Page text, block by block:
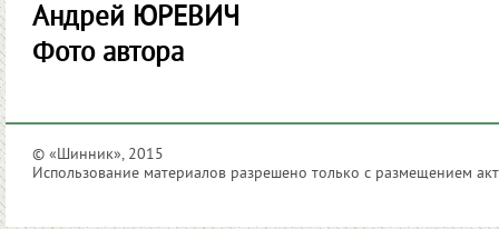
Андрей ЮРЕВИЧ
Фото автора
© «Шинник», 2015
Использование материалов разрешено только с размещением